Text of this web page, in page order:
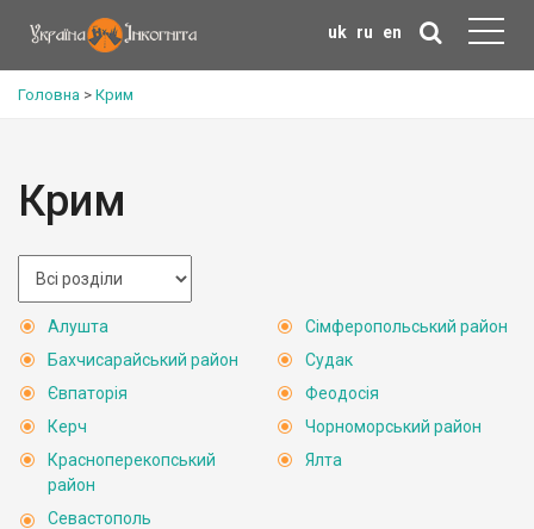
uk ru en
Головна > Крим
Крим
Алушта
Бахчисарайський район
Євпаторія
Керч
Красноперекопський
район
Севастополь
Сімферопольський район
Судак
Феодосія
Чорноморський район
Ялта